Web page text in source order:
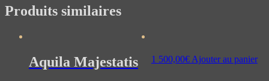
Produits similaires
Aquila Majestatis 1 500,00€ Ajouter au panier